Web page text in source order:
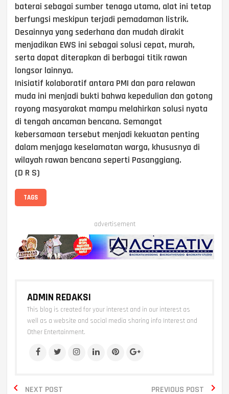
baterai sebagai sumber tenaga utama, alat ini tetap
berfungsi meskipun terjadi pemadaman listrik.
Desainnya yang sederhana dan mudah dirakit
menjadikan EWS ini sebagai solusi cepat, murah,
serta dapat diterapkan di berbagai titik rawan
longsor lainnya.
Inisiatif kolaboratif antara PMI dan para relawan
muda ini menjadi bukti bahwa kepedulian dan gotong
royong masyarakat mampu melahirkan solusi nyata
di tengah ancaman bencana. Semangat
kebersamaan tersebut menjadi kekuatan penting
dalam menjaga keselamatan warga, khususnya di
wilayah rawan bencana seperti Pasanggiang.
(D R S)
TAGS
advertisement
ADMIN REDAKSI
This blog is created for your interest and in our interest as
well as a website and social media sharing info Interest and
Other Entertainment.
NEXT POST
 PREVIOUS POST 